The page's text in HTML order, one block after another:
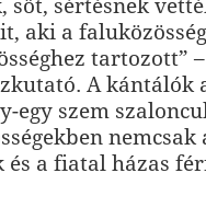
sőt, sértésnek
aki a
tartozott”
A kántálók
egy szem
nemcsak
és a fiatal házas